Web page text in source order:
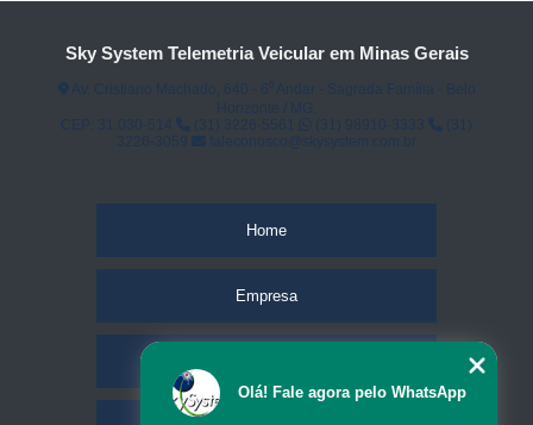
Sky System Telemetria Veicular em Minas Gerais
Home
Empresa
Olá! Fale agora pelo WhatsApp